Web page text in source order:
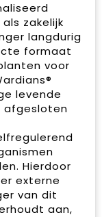
zakelijk
langdurig
formaat
voor
levende
afgesloten
Hierdoor
externe
van dit
aan,